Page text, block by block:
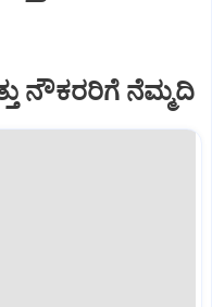
ನೌಕರರಿಗೆ ನೆಮ್ಮದಿ